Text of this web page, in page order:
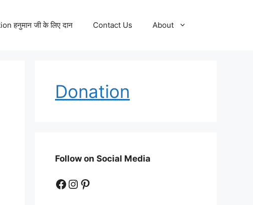
हनुमान जी के लिए दान Contact Us About
Donation
Follow on Social Media
Facebook
Instagram
Pinterest